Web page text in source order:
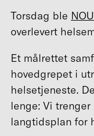
Torsdag ble
overlevert
Et målrettet
hovedgrepet i
helsetjeneste.
lenge: Vi
langtidsplan for